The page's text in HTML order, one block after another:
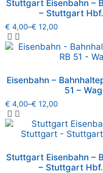
Stuttgart Eisenbahn –
– Stuttgart
€ 4,00–€ 12,00
Eisenbahn –
51 –
€ 4,00–€ 12,00
Stuttgart Eisenbahn –
– Stuttgart